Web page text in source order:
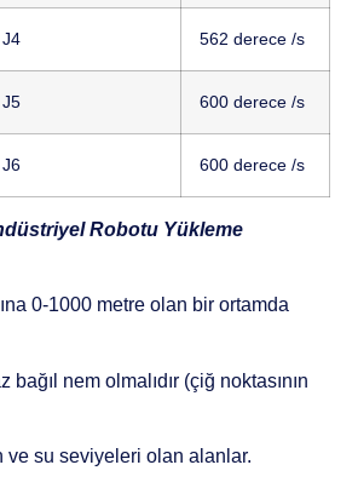
J4 562 derece /s
J5 600 derece /s
J6 600 derece /s
Robotu Yükleme
0-1000 metre olan bir ortamda
bağıl nem olmalıdır (çiğ noktasının
ve su seviyeleri olan alanlar.